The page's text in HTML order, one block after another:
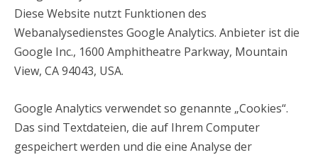
Diese Website nutzt Funktionen des
Webanalysedienstes Google Analytics. Anbieter ist die
Google Inc., 1600 Amphitheatre Parkway, Mountain
View, CA 94043, USA.
Google Analytics verwendet so genannte „Cookies“.
Das sind Textdateien, die auf Ihrem Computer
gespeichert werden und die eine Analyse der